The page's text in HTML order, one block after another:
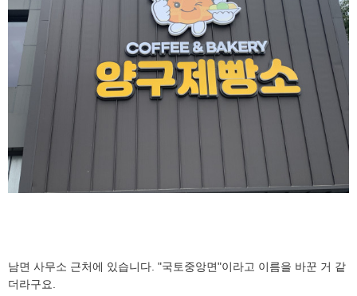
남면 사무소 근처에 있습니다. "국토중앙면"이라고 이름을 바꾼 거 같
더라구요.